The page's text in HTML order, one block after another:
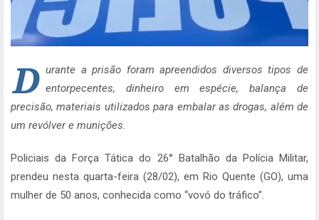
D urante a prisão foram apreendidos diversos tipos de
entorpecentes, dinheiro em espécie, balança de
precisão, materiais utilizados para embalar as drogas, além de
um revólver e munições.
Policiais da Força Tática do 26° Batalhão da Polícia Militar,
prendeu nesta quarta-feira (28/02), em Rio Quente (GO), uma
mulher de 50 anos, conhecida como “vovó do tráfico”.